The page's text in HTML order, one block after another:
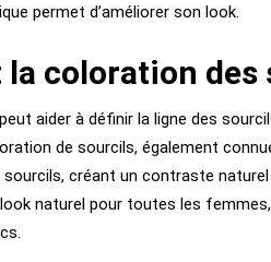
permet d’améliorer son look.
coloration des
aider à définir la ligne des
de sourcils, également
créant un contraste
naturel pour toutes les